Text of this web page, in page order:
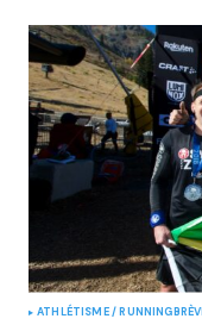
ATHLÉTISME / RUNNING